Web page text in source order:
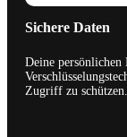
Sichere Daten
Deine persönlichen
Zugriff zu schützen.